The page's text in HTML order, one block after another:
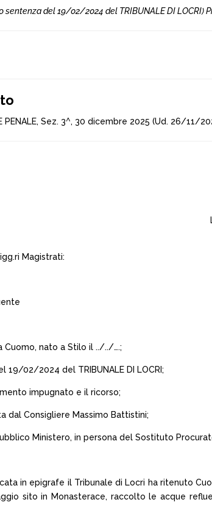
del 19/02/2024 del TRIBUNALE DI LOCRI)
PENALE, Sez. 3^, 30 dicembre 2025 (Ud. 26/11/
Magistrati:
Cuomo, nato a Stilo il ../../….;
19/02/2024 del TRIBUNALE DI LOCRI;
impugnato e il ricorso;
dal Consigliere Massimo Battistini;
Ministero, in persona del Sostituto
in epigrafe il Tribunale di Locri ha ritenuto
sito in Monasterace, raccolto le acque